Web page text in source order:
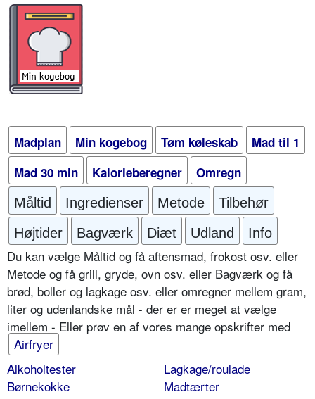
Madplan Min kogebog Tøm køleskab
Mad til 1
Mad 30 min
Kalorieberegner Omregn
Måltid Ingredienser Metode
Tilbehør
Højtider
Bagværk Diæt Udland Info
Du kan vælge Måltid og få aftensmad, frokost osv. eller
Metode og få grill, gryde, ovn osv. eller Bagværk og få
brød, boller og lagkage osv. eller omregner mellem gram,
liter og udenlandske mål - der er er meget at vælge
imellem - Eller prøv en af vores mange opskrifter med
Airfryer
Alkoholtester
Børnekokke
Lagkage/roulade
Madtærter